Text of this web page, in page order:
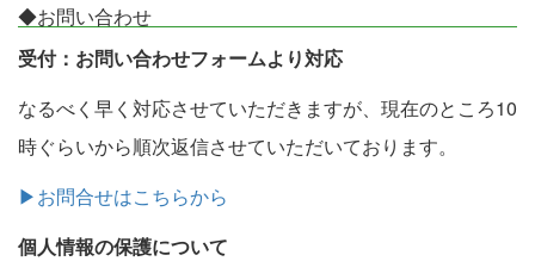
◆お問い合わせ
受付：お問い合わせフォームより対応
なるべく早く対応させていただきますが、現在のところ10
時ぐらいから順次返信させていただいております。
▶お問合せはこちらから
個人情報の保護について